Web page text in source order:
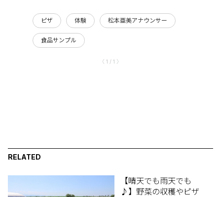
ピザ 体験 松本亜美アナウンサー
食品サンプル
〈 1 / 1 〉
RELATED
【晴天でも雨天でも
♪】野菜の収穫やピザ